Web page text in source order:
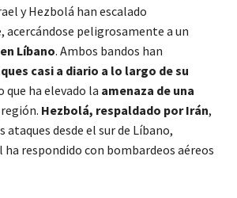
y Hezbolá han escalado
peligrosamente a un
Líbano. Ambos bandos han
casi a diario a lo largo de su
que ha elevado la amenaza de una
Hezbolá, respaldado por Irán,
ataques desde el sur de Líbano,
respondido con bombardeos aéreos